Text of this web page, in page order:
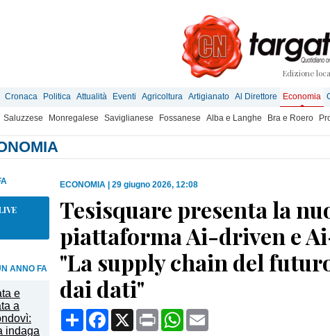
Edizione
Cronaca Politica Attualità Eventi Agricoltura Artigianato Al Direttore Economia
Saluzzese Monregalese Saviglianese Fossanese Alba e Langhe Bra e Roero
ANNO FA
ECONOMIA 29 giugno 2026, 12:08
Tesisquare presenta la
piattaforma Ai-driven e
"La supply chain del
dai dati"
CondividiFacebook
X Print WhatsApp